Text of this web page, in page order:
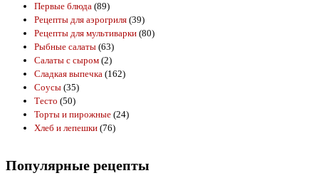
Первые блюда (89)
Рецепты для аэрогриля (39)
Рецепты для мультиварки (80)
Рыбные салаты (63)
Салаты с сыром (2)
Сладкая выпечка (162)
Соусы (35)
Тесто (50)
Торты и пирожные (24)
Хлеб и лепешки (76)
Популярные рецепты